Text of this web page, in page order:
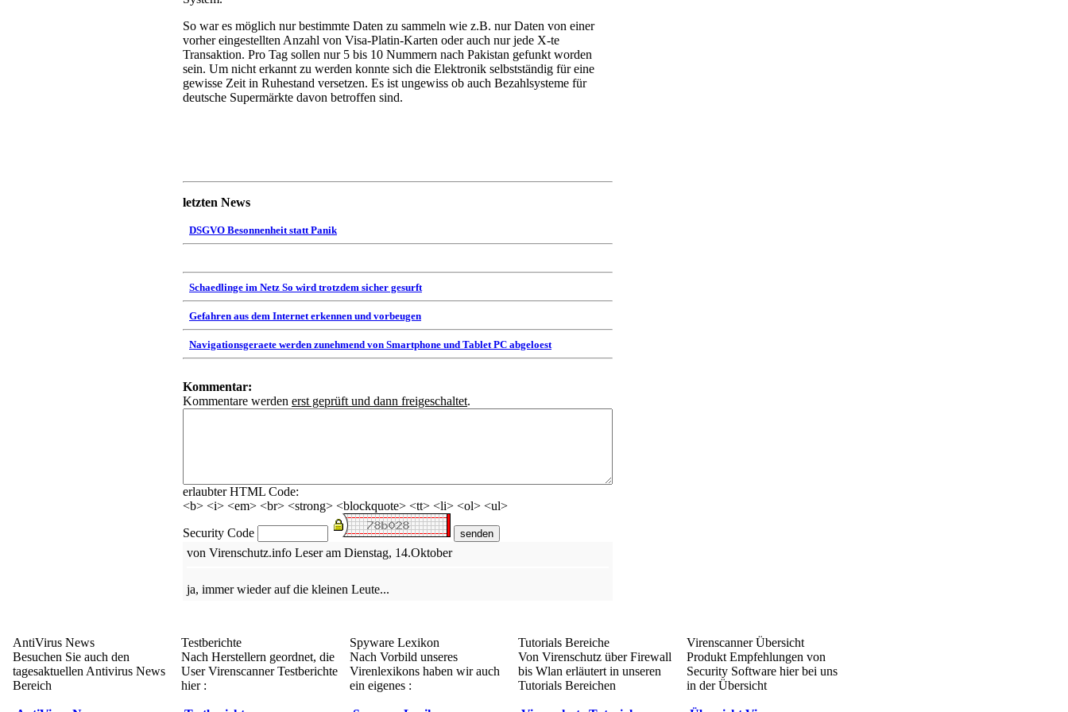
So war es möglich nur bestimmte Daten zu sammeln wie z.B. nur Daten von einer
vorher eingestellten Anzahl von Visa-Platin-Karten oder auch nur jede X-te
Transaktion. Pro Tag sollen nur 5 bis 10 Nummern nach Pakistan gefunkt worden
sein. Um nicht erkannt zu werden konnte sich die Elektronik selbstständig für eine
gewisse Zeit in Ruhestand versetzen. Es ist ungewiss ob auch Bezahlsysteme für
deutsche Supermärkte davon betroffen sind.
letzten News
DSGVO Besonnenheit statt Panik
Schaedlinge im Netz So wird trotzdem sicher gesurft
Gefahren aus dem Internet erkennen und vorbeugen
Navigationsgeraete werden zunehmend von Smartphone und Tablet PC abgeloest
Kommentar:
Kommentare werden erst geprüft und dann freigeschaltet.
erlaubter HTML Code:
<b> <i> <em> <br> <strong> <blockquote> <tt> <li> <ol> <ul>
Security Code
von Virenschutz.info Leser am Dienstag, 14.Oktober
ja, immer wieder auf die kleinen Leute...
AntiVirus News
Besuchen Sie auch den
tagesaktuellen Antivirus News
Bereich
Testberichte
Nach Herstellern geordnet, die
User Virenscanner Testberichte
hier :
Spyware Lexikon
Nach Vorbild unseres
Virenlexikons haben wir auch
ein eigenes :
Tutorials Bereiche
Von Virenschutz über Firewall
bis Wlan erläutert in unseren
Tutorials Bereichen
Virenscanner Übersicht
Produkt Empfehlungen von
Security Software hier bei uns
in der Übersicht